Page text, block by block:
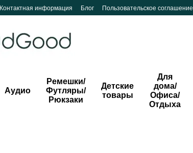
Контактная информация Блог Пользовательское соглашение
Аудио
Ремешки/
Футляры/
Рюкзаки
Детские
товары
Для
дома/
Офиса/
Отдыха